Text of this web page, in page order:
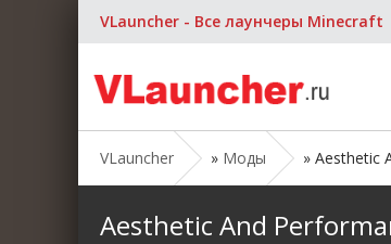
VLauncher - Все лаунчеры Minecraft
VLauncher » Моды » Aesthetic
Aesthetic And